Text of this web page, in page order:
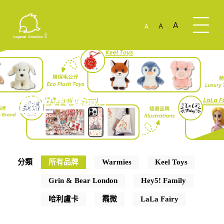
A A A
我們的代理品牌
分類 所有品牌 Warmies Keel Toys
Grin & Bear London Hey5! Family
哈利盧卡 䬠微 LaLa Fairy